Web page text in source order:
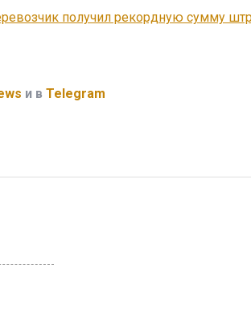
получил рекордную сумму
и в Telegram